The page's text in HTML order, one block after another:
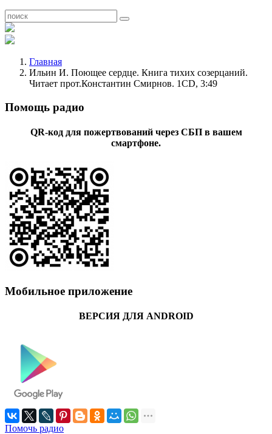
Главная
Ильин И. Поющее сердце. Книга тихих созерцаний.
Читает прот.Константин Смирнов. 1CD, 3:49
Помощь радио
QR-код для пожертвований через СБП в вашем
смартфоне.
Мобильное приложение
ВЕРСИЯ ДЛЯ ANDROID
Помочь радио